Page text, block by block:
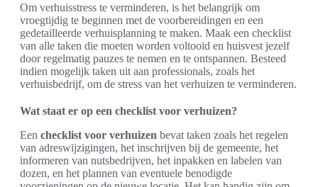
Om verhuisstress te verminderen, is het belangrijk om
vroegtijdig te beginnen met de voorbereidingen en een
gedetailleerde verhuisplanning te maken. Maak een checklist
van alle taken die moeten worden voltooid en huisvest jezelf
door regelmatig pauzes te nemen en te ontspannen. Besteed
indien mogelijk taken uit aan professionals, zoals het
verhuisbedrijf, om de stress van het verhuizen te verminderen.
Wat staat er op een checklist voor verhuizen?
Een checklist voor verhuizen bevat taken zoals het regelen
van adreswijzigingen, het inschrijven bij de gemeente, het
informeren van nutsbedrijven, het inpakken en labelen van
dozen, en het plannen van eventuele benodigde